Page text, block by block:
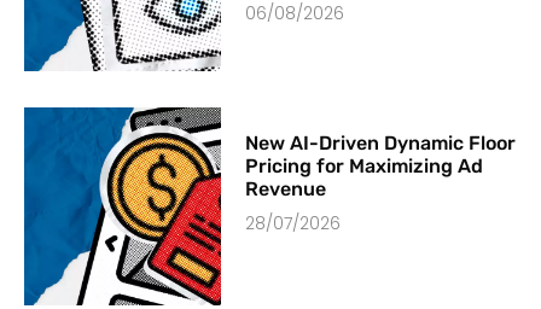
06/08/2026
New AI-Driven Dynamic Floor
Pricing for Maximizing Ad
Revenue
28/07/2026